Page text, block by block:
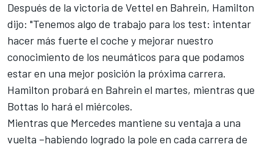
Después de la victoria de Vettel en Bahrein, Hamilton
dijo: "Tenemos algo de trabajo para los test: intentar
hacer más fuerte el coche y mejorar nuestro
conocimiento de los neumáticos para que podamos
estar en una mejor posición la próxima carrera.
Hamilton probará en Bahrein el martes, mientras que
Bottas lo hará el miércoles.
Mientras que Mercedes mantiene su ventaja a una
vuelta –habiendo logrado la pole en cada carrera de